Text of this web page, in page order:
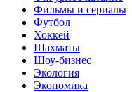
Фильмы и сериалы
Футбол
Хоккей
Шахматы
Шоу-бизнес
Экология
Экономика